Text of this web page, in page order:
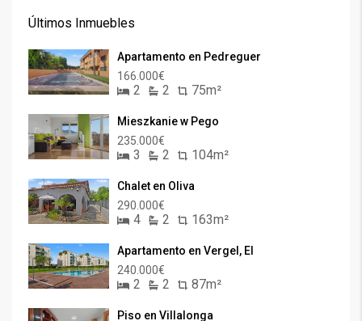
Últimos Inmuebles
Apartamento en Pedreguer
166.000€
2 2 75m²
Mieszkanie w Pego
235.000€
3 2 104m²
Chalet en Oliva
290.000€
4 2 163m²
Apartamento en Vergel, El
240.000€
2 2 87m²
Piso en Villalonga